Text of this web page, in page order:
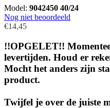
Model: 9042450 40/24
Nog niet beoordeeld
€14,45
!!OPGELET!!
levertijden. Houd er
Mocht het anders zijn
product.
Twijfel je over de juiste